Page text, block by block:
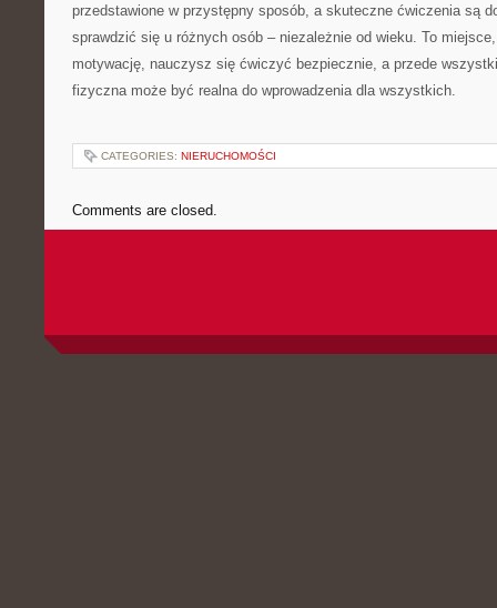
przedstawione w przystępny sposób, a skuteczne ćwiczenia są
sprawdzić się u różnych osób – niezależnie od wieku. To
motywację, nauczysz się ćwiczyć bezpiecznie, a przede
fizyczna może być realna do wprowadzenia dla wszystkich.
CATEGORIES: NIERUCHOMOŚCI
Comments are closed.